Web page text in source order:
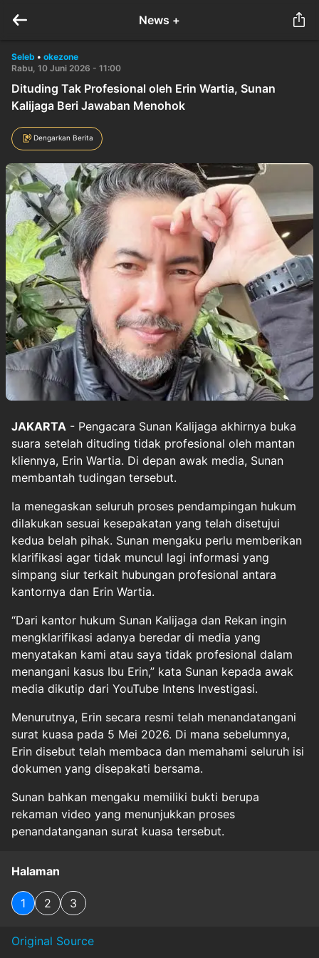
News +
Seleb • okezone
Rabu, 10 Juni 2026 - 11:00
Dituding Tak Profesional oleh Erin Wartia, Sunan
Kalijaga Beri Jawaban Menohok
Dengarkan Berita
JAKARTA - Pengacara Sunan Kalijaga akhirnya buka
suara setelah dituding tidak profesional oleh mantan
kliennya, Erin Wartia. Di depan awak media, Sunan
membantah tudingan tersebut.
Ia menegaskan seluruh proses pendampingan hukum
dilakukan sesuai kesepakatan yang telah disetujui
kedua belah pihak. Sunan mengaku perlu memberikan
klarifikasi agar tidak muncul lagi informasi yang
simpang siur terkait hubungan profesional antara
kantornya dan Erin Wartia.
“Dari kantor hukum Sunan Kalijaga dan Rekan ingin
mengklarifikasi adanya beredar di media yang
menyatakan kami atau saya tidak profesional dalam
menangani kasus Ibu Erin,” kata Sunan kepada awak
media dikutip dari YouTube Intens Investigasi.
Menurutnya, Erin secara resmi telah menandatangani
surat kuasa pada 5 Mei 2026. Di mana sebelumnya,
Erin disebut telah membaca dan memahami seluruh isi
dokumen yang disepakati bersama.
Sunan bahkan mengaku memiliki bukti berupa
rekaman video yang menunjukkan proses
penandatanganan surat kuasa tersebut.
Halaman
1 2 3
Original Source